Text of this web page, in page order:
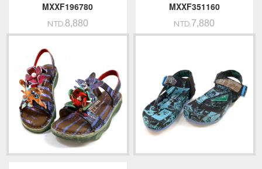
MXXF196780
NTD.8,880
MXXF351160
NTD.7,880